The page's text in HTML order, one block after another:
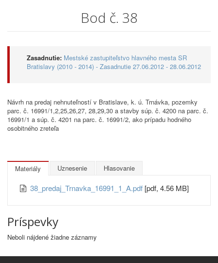
Bod č. 38
Zasadnutie: Mestské zastupiteľstvo hlavného mesta SR
Bratislavy (2010 - 2014) - Zasadnutie 27.06.2012 - 28.06.2012
Návrh na predaj nehnuteľností v Bratislave, k. ú. Trnávka, pozemky
parc. č. 16991/1,2,25,26,27, 28,29,30 a stavby súp. č. 4200 na parc. č.
16991/1 a súp. č. 4201 na parc. č. 16991/2, ako prípadu hodného
osobitného zreteľa
Materiály Uznesenie Hlasovanie
38_predaj_Trnavka_16991_1_A.pdf [pdf, 4.56 MB]
Príspevky
Neboli nájdené žiadne záznamy